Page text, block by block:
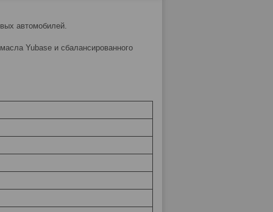
автомобилей.
Yubase и сбалансированного